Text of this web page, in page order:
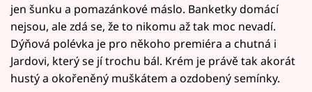
jen šunku a pomazánkové máslo. Banketky domácí
nejsou, ale zdá se, že to nikomu až tak moc nevadí.
Dýňová polévka je pro někoho premiéra a chutná i
Jardovi, který se jí trochu bál. Krém je právě tak akorát
hustý a okořeněný muškátem a ozdobený semínky.